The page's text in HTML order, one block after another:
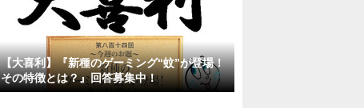
【大喜利】『新種のゲーミング“蚊”が登場！
その特徴とは？』回答募集中！